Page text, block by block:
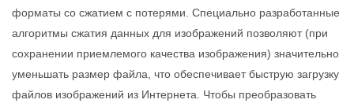
форматы со сжатием с потерями. Специально разработанные
алгоритмы сжатия данных для изображений позволяют (при
сохранении приемлемого качества изображения) значительно
уменьшать размер файла, что обеспечивает быструю загрузку
файлов изображений из Интернета. Чтобы преобразовать